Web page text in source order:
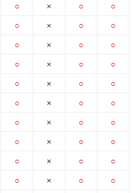
○
○
○
○
○
○
○
○
○
○
×
×
×
×
×
×
×
×
×
×
○
○
○
○
○
○
○
○
○
○
○
○
○
○
○
○
○
○
○
○